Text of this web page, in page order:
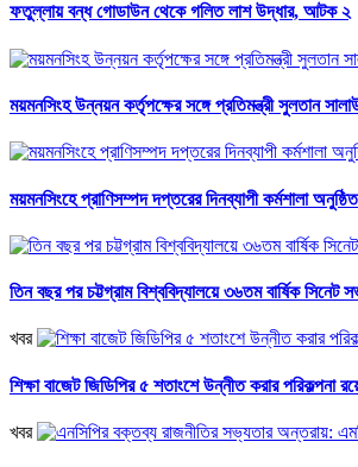
ফতুল্লায় বন্ধ গোডাউন থেকে গলিত লাশ উদ্ধার, আটক ২
ময়মনসিংহ উন্নয়ন কর্তৃপক্ষের সঙ্গে প্রতিমন্ত্রী সুলতান
ময়মনসিংহে প্রাণিসম্পদ দপ্তরের দিনব্যাপী কর্মশালা অনুষ্ঠিত
তিন বছর পর চট্টগ্রাম বিশ্ববিদ্যালয়ে ৩৬তম বার্ষিক সিনেট
খবর
শিক্ষা বাজেট জিডিপির ৫ শতাংশে উন্নীত করার পরিকল্পনা
খবর